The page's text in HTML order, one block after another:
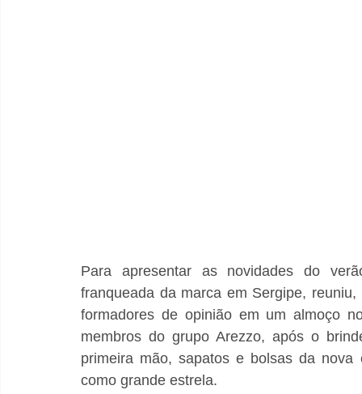
Para apresentar as novidades do
franqueada da marca em Sergipe,
formadores de opinião em um almoço
membros do grupo Arezzo, após o
primeira mão, sapatos e bolsas da
como grande estrela.